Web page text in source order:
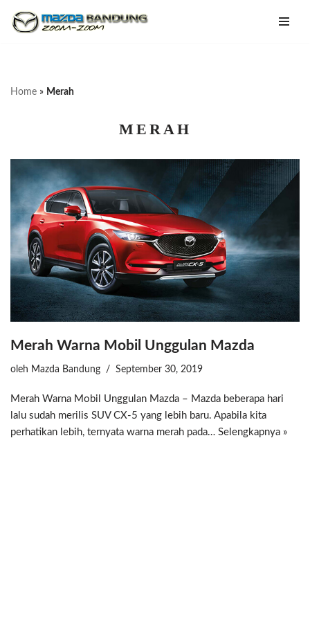
Home » Merah
MERAH
Merah Warna Mobil Unggulan Mazda
oleh Mazda Bandung September 30, 2019
Merah Warna Mobil Unggulan Mazda – Mazda beberapa hari
lalu sudah merilis SUV CX-5 yang lebih baru. Apabila kita
perhatikan lebih, ternyata warna merah pada… Selengkapnya »